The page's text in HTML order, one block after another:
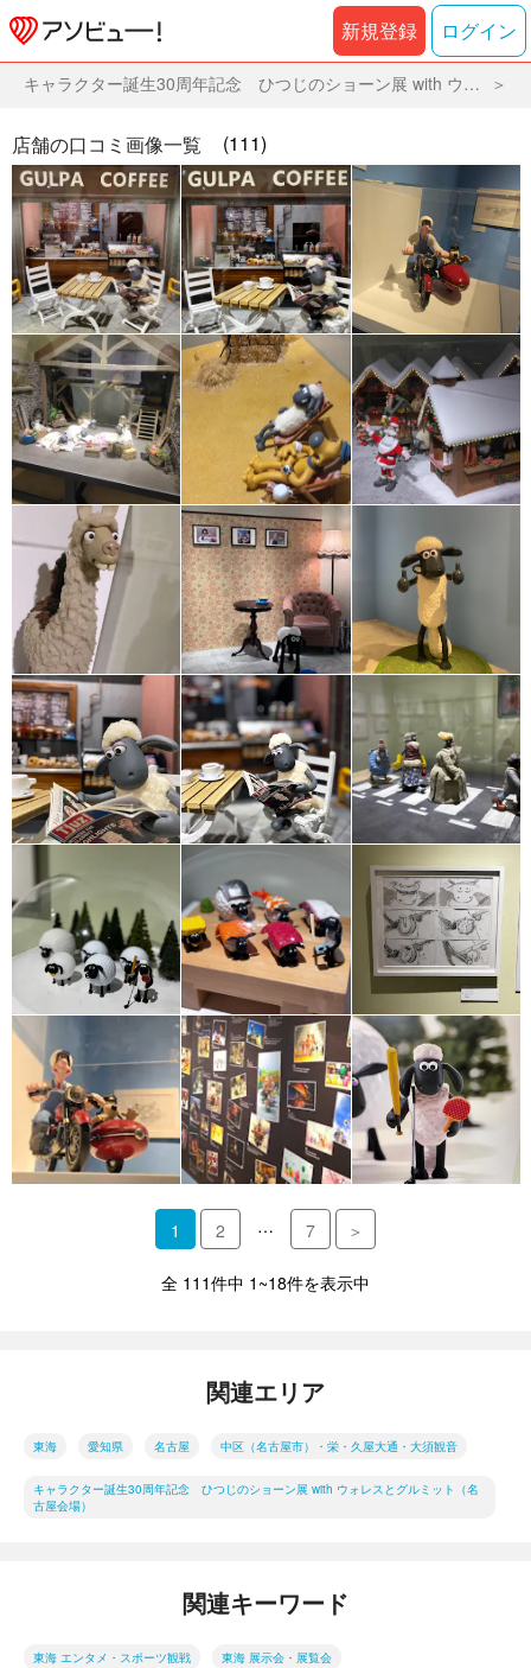
新規登録 ログイン
キャラクター誕生30周年記念 ひつじのショーン展 with ウォレスとグルミット（名古屋会場）
店舗の口コミ画像一覧 (111)
1 2 … 7 ＞
全 111件中 1~18件を表示中
関連エリア
東海 愛知県 名古屋 中区（名古屋市）・栄・久屋大通・大須観音
キャラクター誕生30周年記念 ひつじのショーン展 with ウォレスとグルミット（名
古屋会場）
関連キーワード
東海 エンタメ・スポーツ観戦 東海 展示会・展覧会